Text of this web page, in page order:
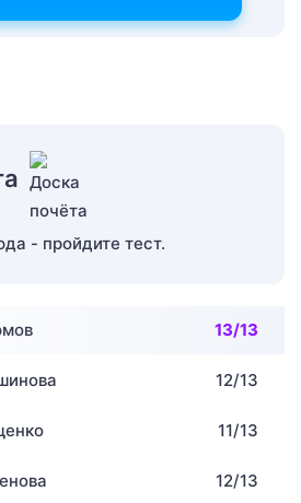
- пройдите тест.
13/13
12/13
11/13
12/13